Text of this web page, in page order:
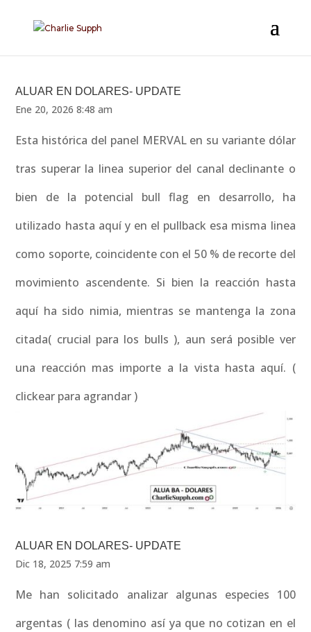
ALUAR EN DOLARES- UPDATE
Ene 20, 2026 8:48 am
Esta histórica del panel MERVAL en su variante dólar
tras superar la linea superior del canal declinante o
bien de la potencial bull flag en desarrollo, ha
utilizado hasta aquí y en el pullback esa misma linea
como soporte, coincidente con el 50 % de recorte del
movimiento ascendente. Si bien la reacción hasta
aquí ha sido nimia, mientras se mantenga la zona
citada( crucial para los bulls ), aun será posible ver
una reacción mas importe a la vista hasta aquí. (
clickear para agrandar )
ALUAR EN DOLARES- UPDATE
Dic 18, 2025 7:59 am
Me han solicitado analizar algunas especies 100
argentas ( las denomino así ya que no cotizan en el